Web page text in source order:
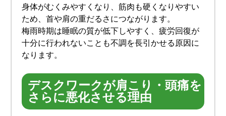
身体がむくみやすくなり、筋肉も硬くなりやすい
ため、首や肩の重だるさにつながります。
梅雨時期は睡眠の質が低下しやすく、疲労回復が
十分に行われないことも不調を長引かせる原因に
なります。
デスクワークが肩こり・頭痛を
さらに悪化させる理由